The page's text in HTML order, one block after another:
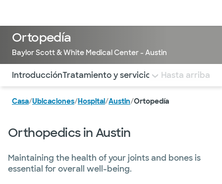
Ortopedía
Baylor Scott & White Medical Center - Austin
Utilice esta navegación para saltar rápidamente a
IntroducciónTratamiento y serviciosPREGUNTAS
Hasta arriba
Casa/Ubicaciones/Hospital/Austin/Ortopedía
Orthopedics in Austin
Maintaining the health of your joints and bones is
essential for overall well-being.